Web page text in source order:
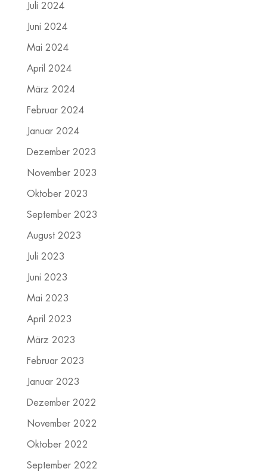
Juli 2024
Juni 2024
Mai 2024
April 2024
März 2024
Februar 2024
Januar 2024
Dezember 2023
November 2023
Oktober 2023
September 2023
August 2023
Juli 2023
Juni 2023
Mai 2023
April 2023
März 2023
Februar 2023
Januar 2023
Dezember 2022
November 2022
Oktober 2022
September 2022